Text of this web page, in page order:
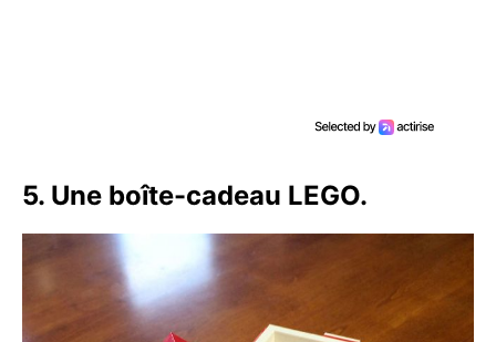
5. Une boîte-cadeau LEGO.